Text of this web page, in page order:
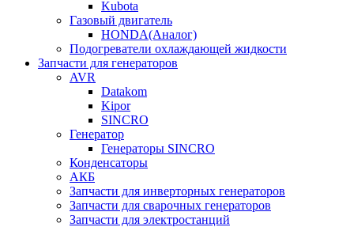
Kubota
Газовый двигатель
HONDA(Aналог)
Подогреватели охлаждающей жидкости
Запчасти для генераторов
AVR
Datakom
Kipor
SINCRO
Генератор
Генераторы SINCRO
Конденсаторы
АКБ
Запчасти для инверторных генераторов
Запчасти для сварочных генераторов
Запчасти для электростанций